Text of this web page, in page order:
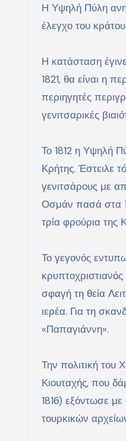
Η Υψηλή Πύλη
έλεγχο του
Η κατάσταση
1821, θα είναι η
περιηγητές
γενιτσαρικές
Το 1812 η Υψηλή
Κρήτης. Έστειλε
γενιτσάρους με
Οσμάν πασά στα
τρία φρούρια της
Το γεγονός
σφαγή τη θεία
ιερέα. Για τη
«Παπαγιάννη».
Την πολιτική
Κιουταχής, που
1816) εξόντωσε
τουρκικών